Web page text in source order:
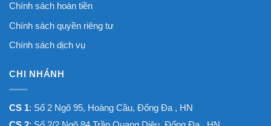
Chính sách hoàn tiền
Chính sách quyền riêng tư
Chính sách dịch vụ
CHI NHÁNH
CS 1: Số 2 Ngõ 95, Hoàng Cầu, Đống Đa , HN